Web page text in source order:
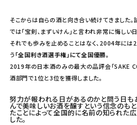
そこからは自らの酒と向き合い続けてきました
では「宝剣、まずいけん」と言われ非常に悔しい
それでも歩みを止めることはなく、2004年に
う「全国利き酒選手権」にて全国優勝。
2019年の日本酒のみの最大の品評会「SAKE
酒部門で1位と3位を獲得しました。
努力が報われる日があるのかと問う日も
んで美味しいお酒を醸すという信念のも
たことによって全国的に名前の知られた
した。